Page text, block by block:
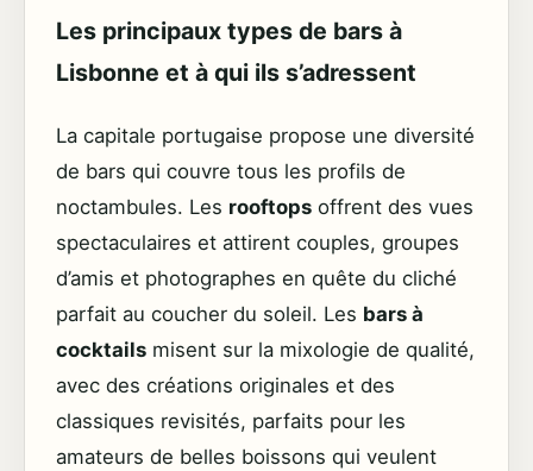
Les principaux types de bars à
Lisbonne et à qui ils s’adressent
La capitale portugaise propose une diversité
de bars qui couvre tous les profils de
noctambules. Les rooftops offrent des vues
spectaculaires et attirent couples, groupes
d’amis et photographes en quête du cliché
parfait au coucher du soleil. Les bars à
cocktails misent sur la mixologie de qualité,
avec des créations originales et des
classiques revisités, parfaits pour les
amateurs de belles boissons qui veulent